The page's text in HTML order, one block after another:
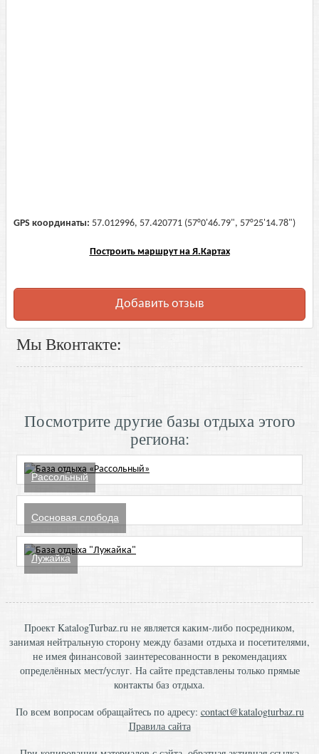
GPS координаты: 57.012996, 57.420771 (57°0'46.79", 57°25'14.78")
Построить маршрут на Я.Картах
Добавить отзыв
Мы Вконтакте:
Посмотрите другие базы отдыха этого
региона:
Рассольный
Сосновая слобода
Лужайка
Проект KatalogTurbaz.ru не является каким-либо посредником,
занимая нейтральную сторону между базами отдыха и посетителями,
не имея финансовой заинтересованности в рекомендациях
определённых мест/услуг. На сайте представлены только прямые
контакты баз отдыха.
По всем вопросам обращайтесь по адресу: contact@katalogturbaz.ru
Правила сайта